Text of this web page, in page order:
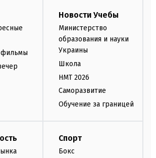
фильмы
Новости Учебы
Министерство
образования и науки
Украины
Школа
НМТ 2026
Саморазвитие
Обучение за границей
Спорт
Бокс